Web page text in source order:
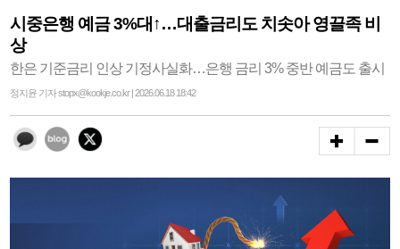
시중은행 예금 3%대↑…대출금리도 치솟아 영끌족 비
상
한은 기준금리 인상 기정사실화…은행 금리 3% 중반 예금도 출시
정지윤 기자 stopx@kookje.co.kr | 2026.06.18 18:42